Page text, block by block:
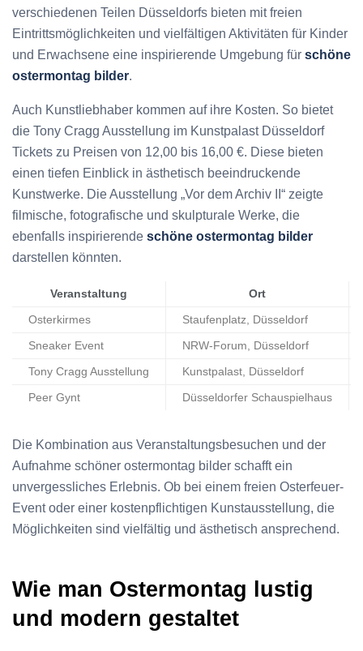
verschiedenen Teilen Düsseldorfs bieten mit freien
Eintrittsmöglichkeiten und vielfältigen Aktivitäten für Kinder
und Erwachsene eine inspirierende Umgebung für schöne
ostermontag bilder.
Auch Kunstliebhaber kommen auf ihre Kosten. So bietet
die Tony Cragg Ausstellung im Kunstpalast Düsseldorf
Tickets zu Preisen von 12,00 bis 16,00 €. Diese bieten
einen tiefen Einblick in ästhetisch beeindruckende
Kunstwerke. Die Ausstellung „Vor dem Archiv II“ zeigte
filmische, fotografische und skulpturale Werke, die
ebenfalls inspirierende schöne ostermontag bilder
darstellen könnten.
Veranstaltung Ort
Osterkirmes Staufenplatz, Düsseldorf
Sneaker Event NRW-Forum, Düsseldorf
Tony Cragg Ausstellung Kunstpalast, Düsseldorf
Peer Gynt Düsseldorfer Schauspielhaus
Die Kombination aus Veranstaltungsbesuchen und der
Aufnahme schöner ostermontag bilder schafft ein
unvergessliches Erlebnis. Ob bei einem freien Osterfeuer-
Event oder einer kostenpflichtigen Kunstausstellung, die
Möglichkeiten sind vielfältig und ästhetisch ansprechend.
Wie man Ostermontag lustig
und modern gestaltet